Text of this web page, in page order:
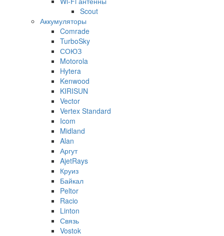
Scout
Аккумуляторы
Comrade
TurboSky
СОЮЗ
Motorola
Hytera
Kenwood
KIRISUN
Vector
Vertex Standard
Icom
Midland
Alan
Аргут
AjetRays
Круиз
Байкал
Peltor
Racio
Linton
Связь
Vostok